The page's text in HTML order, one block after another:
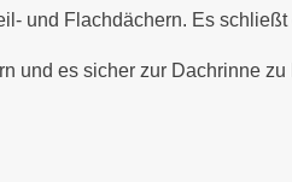
und Flachdächern. Es
und es sicher zur Dachrinne zu